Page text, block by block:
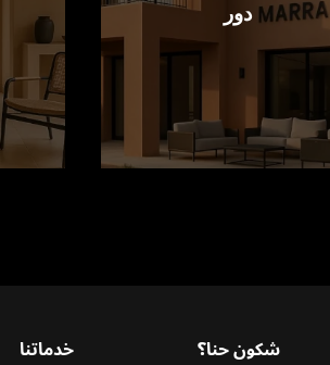
دور
شكون حنا؟ خدماتنا